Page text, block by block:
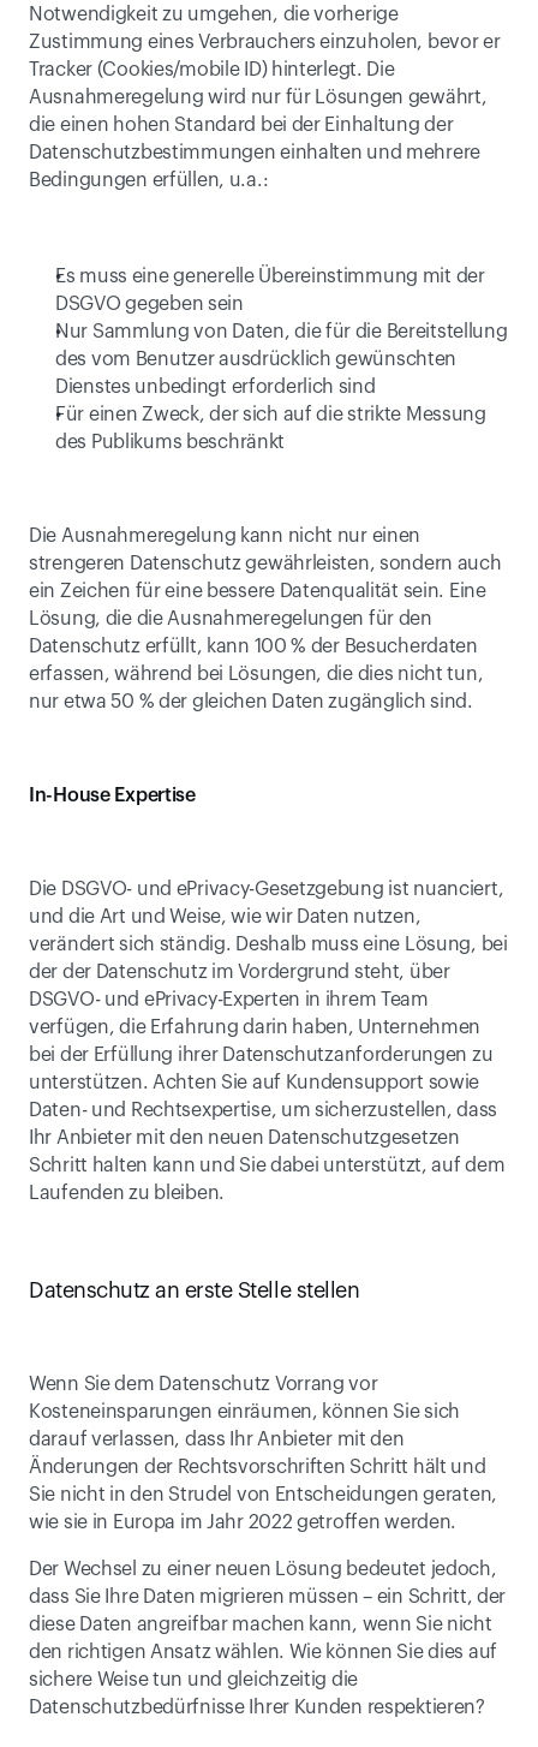
Notwendigkeit zu umgehen, die vorherige
Zustimmung eines Verbrauchers einzuholen, bevor er
Tracker (Cookies/mobile ID) hinterlegt. Die
Ausnahmeregelung wird nur für Lösungen gewährt,
die einen hohen Standard bei der Einhaltung der
Datenschutzbestimmungen einhalten und mehrere
Bedingungen erfüllen, u.a.:
Es muss eine generelle Übereinstimmung mit der
DSGVO gegeben sein
Nur Sammlung von Daten, die für die Bereitstellung
des vom Benutzer ausdrücklich gewünschten
Dienstes unbedingt erforderlich sind
Für einen Zweck, der sich auf die strikte Messung
des Publikums beschränkt
Die Ausnahmeregelung kann nicht nur einen
strengeren Datenschutz gewährleisten, sondern auch
ein Zeichen für eine bessere Datenqualität sein. Eine
Lösung, die die Ausnahmeregelungen für den
Datenschutz erfüllt, kann 100 % der Besucherdaten
erfassen, während bei Lösungen, die dies nicht tun,
nur etwa 50 % der gleichen Daten zugänglich sind.
In-House Expertise
Die DSGVO- und ePrivacy-Gesetzgebung ist nuanciert,
und die Art und Weise, wie wir Daten nutzen,
verändert sich ständig. Deshalb muss eine Lösung, bei
der der Datenschutz im Vordergrund steht, über
DSGVO- und ePrivacy-Experten in ihrem Team
verfügen, die Erfahrung darin haben, Unternehmen
bei der Erfüllung ihrer Datenschutzanforderungen zu
unterstützen. Achten Sie auf Kundensupport sowie
Daten- und Rechtsexpertise, um sicherzustellen, dass
Ihr Anbieter mit den neuen Datenschutzgesetzen
Schritt halten kann und Sie dabei unterstützt, auf dem
Laufenden zu bleiben.
Datenschutz an erste Stelle stellen
Wenn Sie dem Datenschutz Vorrang vor
Kosteneinsparungen einräumen, können Sie sich
darauf verlassen, dass Ihr Anbieter mit den
Änderungen der Rechtsvorschriften Schritt hält und
Sie nicht in den Strudel von Entscheidungen geraten,
wie sie in Europa im Jahr 2022 getroffen werden.
Der Wechsel zu einer neuen Lösung bedeutet jedoch,
dass Sie Ihre Daten migrieren müssen – ein Schritt, der
diese Daten angreifbar machen kann, wenn Sie nicht
den richtigen Ansatz wählen. Wie können Sie dies auf
sichere Weise tun und gleichzeitig die
Datenschutzbedürfnisse Ihrer Kunden respektieren?